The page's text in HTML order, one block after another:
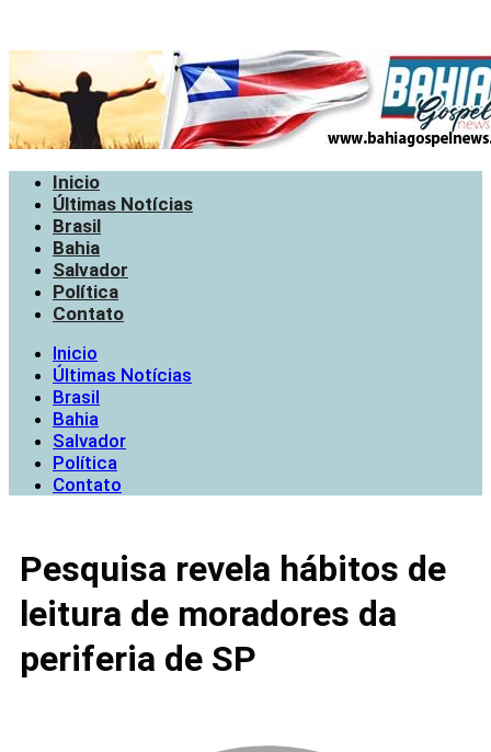
Inicio
Últimas Notícias
Brasil
Bahia
Salvador
Política
Contato
Inicio
Últimas Notícias
Brasil
Bahia
Salvador
Política
Contato
Pesquisa revela hábitos de
leitura de moradores da
periferia de SP